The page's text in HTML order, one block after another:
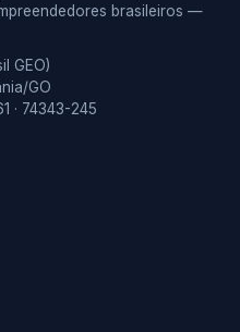
brasileiros —
GEO)
GO
· 74343-245